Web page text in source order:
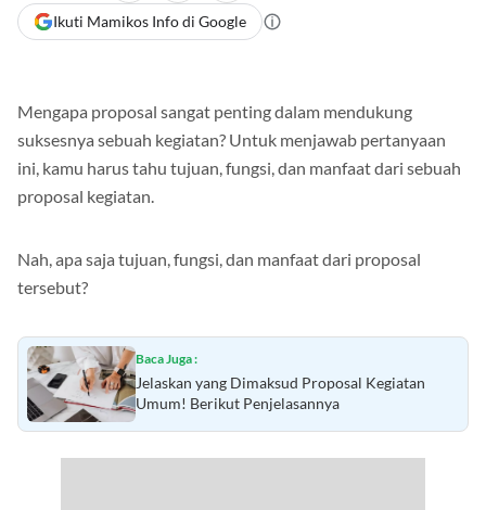
Ikuti Mamikos Info di Google
Mengapa proposal sangat penting dalam mendukung
suksesnya sebuah kegiatan? Untuk menjawab pertanyaan
ini, kamu harus tahu tujuan, fungsi, dan manfaat dari sebuah
proposal kegiatan.
Nah, apa saja tujuan, fungsi, dan manfaat dari proposal
tersebut?
Baca Juga :
Jelaskan yang Dimaksud Proposal Kegiatan
Umum! Berikut Penjelasannya